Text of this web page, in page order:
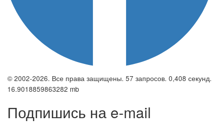
© 2002-2026. Все права защищены. 57 запросов. 0,408 секунд.
16.9018859863282 mb
Подпишись на e-mail